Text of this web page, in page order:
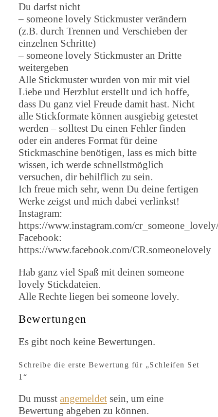
Du darfst nicht
– someone lovely Stickmuster verändern
(z.B. durch Trennen und Verschieben der
einzelnen Schritte)
– someone lovely Stickmuster an Dritte
weitergeben
Alle Stickmuster wurden von mir mit viel
Liebe und Herzblut erstellt und ich hoffe,
dass Du ganz viel Freude damit hast. Nicht
alle Stickformate können ausgiebig getestet
werden – solltest Du einen Fehler finden
oder ein anderes Format für deine
Stickmaschine benötigen, lass es mich bitte
wissen, ich werde schnellstmöglich
versuchen, dir behilflich zu sein.
Ich freue mich sehr, wenn Du deine fertigen
Werke zeigst und mich dabei verlinkst!
Instagram:
https://www.instagram.com/
Facebook:
https://www.facebook.com/CR.someonelovely
Hab ganz viel Spaß mit deinen someone
lovely Stickdateien.
Alle Rechte liegen bei someone lovely.
Bewertungen
Es gibt noch keine Bewertungen.
Schreibe die erste Bewertung für „Schleifen Set
1“
Du musst angemeldet sein, um eine
Bewertung abgeben zu können.